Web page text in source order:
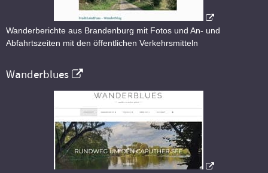
Wanderberichte aus Brandenburg mit Fotos und An- und
Abfahrtszeiten mit den öffentlichen Verkehrsmitteln
Wanderblues